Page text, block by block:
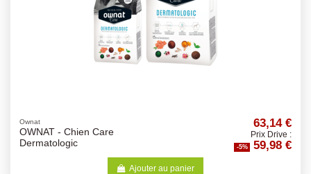
Ownat
OWNAT - Chien Care
Dermatologic
63,14 €
Prix Drive :
-5% 59,98 €
Ajouter au panier